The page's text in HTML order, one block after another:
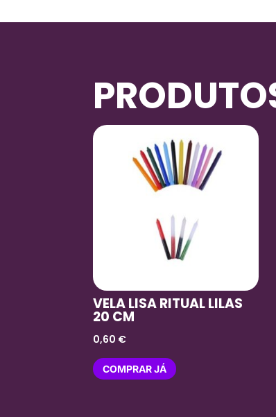
VELA LISA RITUAL LILAS
20 CM
0,60 €
COMPRAR JÁ